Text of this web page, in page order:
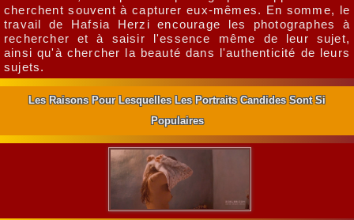
cherchent souvent à capturer eux-mêmes. En somme, le
travail de Hafsia Herzi encourage les photographes à
rechercher et à saisir l'essence même de leur sujet,
ainsi qu'à chercher la beauté dans l'authenticité de leurs
sujets.
Les Raisons Pour Lesquelles Les Portraits Candides Sont Si
Populaires